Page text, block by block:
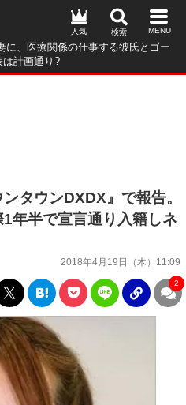
に、医療関係の仕事する彼氏とゴー
は計画通り?
人気
タウンDXDX』で報告。
年半で宣言通り入籍しネ
2018年4月19日（木）11:09
2